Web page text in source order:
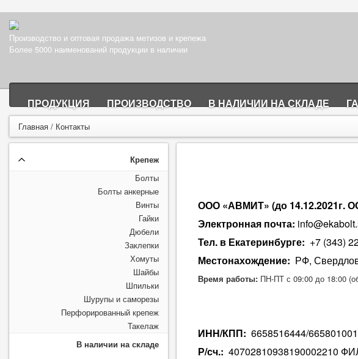
Производство и оптовая продажа метизов и крепежа
Более 5000 наименований продукции в наличии
ПРОДУКЦИЯ ПРОИЗВОДСТВО В НАЛИЧИИ НА СКЛАДЕ
Главная / Контакты
Крепеж
Болты
Болты анкерные
Винты
Гайки
Дюбели
Заклепки
Хомуты
Шайбы
Шпильки
Шурупы и саморезы
Перфорированный крепеж
Такелаж
В наличии на складе
ООО «АВМИТ» (до 14.12.2021г.
Электронная почта:
Тел. в Екатеринбурге: +7 (343)
Местонахождение: РФ,
Время работы: ПН-ПТ с 09:00 до 18:00
ИНН/КПП: 6658516444/665801001
Р/сч.: 40702810938190002210